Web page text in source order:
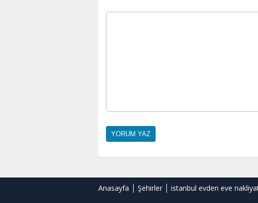
Anasayfa Şehirler istanbul evden eve